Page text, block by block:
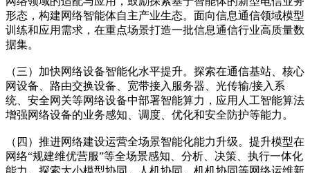
形态，构建网络智能体自主产业生态。面向信息通信领域模型
训练和应用需求，在重点场景打造一批信息通信行业高质量数
据集。
（三）加快网络设备智能化水平提升。探索在通信基站、核心
网设备、路由交换设备、宽带接入服务器、光传输/接入系
统、安全网关等网络设备中部署智能算力，应用人工智能算法
增强网络设备的业务感知、调度、优化和安全防护等能力。
（四）推进网络建设运营全场景智能化能力升级。提升模型在
网络“规建维优营服”等全场景感知、分析、决策、执行一体化
能力。探索大小模型协同、人机协同、机机协同等网络运维新